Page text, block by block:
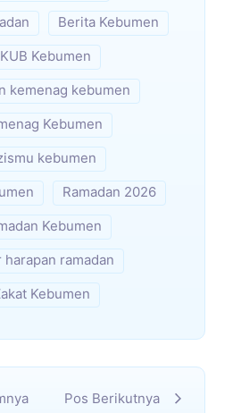
Berita Kebumen
Kebumen
kemenag kebumen
Kebumen
kebumen
Ramadan 2026
Kebumen
harapan ramadan
Kebumen
Pos Berikutnya